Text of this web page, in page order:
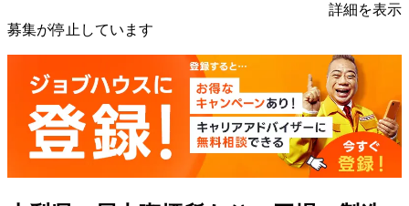
詳細を表示
募集が停止しています